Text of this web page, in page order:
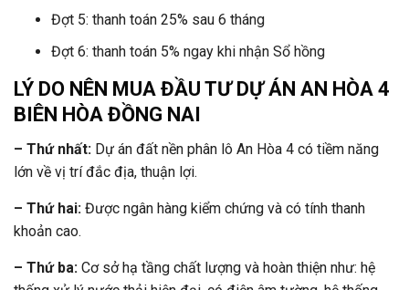
Đợt 5: thanh toán 25% sau 6 tháng
Đợt 6: thanh toán 5% ngay khi nhận Sổ hồng
LÝ DO NÊN MUA ĐẦU TƯ DỰ ÁN AN HÒA 4
BIÊN HÒA ĐỒNG NAI
– Thứ nhất: Dự án đất nền phân lô An Hòa 4 có tiềm năng
lớn về vị trí đắc địa, thuận lợi.
– Thứ hai: Được ngân hàng kiểm chứng và có tính thanh
khoản cao.
– Thứ ba: Cơ sở hạ tầng chất lượng và hoàn thiện như: hệ